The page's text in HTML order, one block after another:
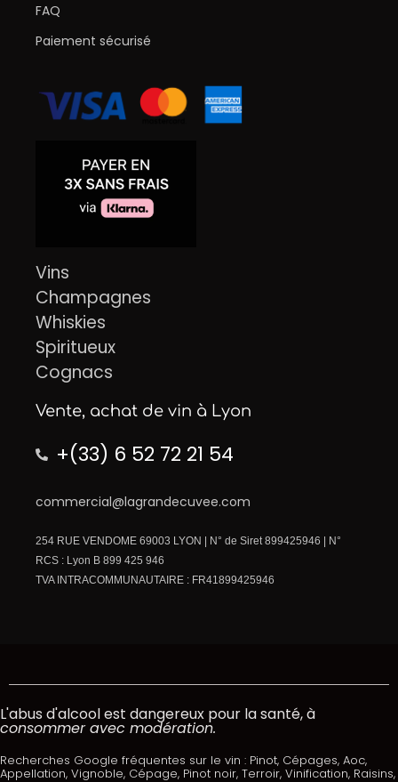
FAQ
Paiement sécurisé
Vins
Champagnes
Whiskies
Spiritueux
Cognacs
Vente, achat de vin à Lyon
+(33) 6 52 72 21 54
commercial@lagrandecuvee.com
254 RUE VENDOME 69003 LYON | N° de Siret 899425946 | N°
RCS : Lyon B 899 425 946
TVA INTRACOMMUNAUTAIRE : FR41899425946
L'abus d'alcool est dangereux pour la santé, à
consommer avec modération.
Recherches Google fréquentes sur le vin : Pinot, Cépages, Aoc,
Appellation, Vignoble, Cépage, Pinot noir, Terroir, Vinification, Raisins,